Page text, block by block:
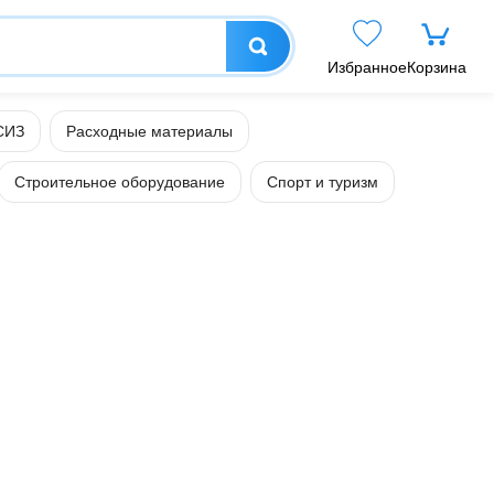
ИзбранноеКорзина
Расходные материалы
Строительное оборудование Спорт и туризм